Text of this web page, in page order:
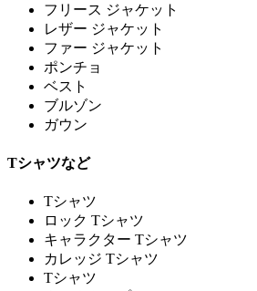
フリース ジャケット
レザー ジャケット
ファー ジャケット
ポンチョ
ベスト
ブルゾン
ガウン
Tシャツなど
Tシャツ
ロック Tシャツ
キャラクター Tシャツ
カレッジ Tシャツ
Tシャツ